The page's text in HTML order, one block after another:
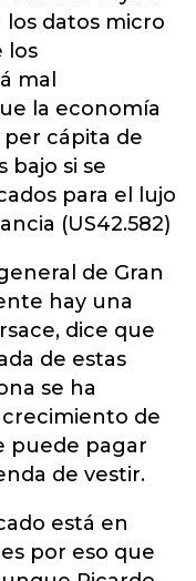
datos micro
los
mal
la economía
cápita de
bajo si se
para el lujo
(US42.582)
de Gran
hay una
dice que
de estas
se ha
de
puede pagar
de vestir.
está en
por eso que